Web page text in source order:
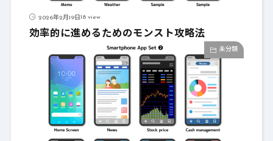
2026年2月19日18 view
効率的に進めるためのモンスト攻略法
未分類